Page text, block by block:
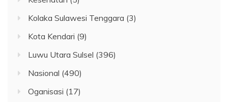
Kolaka Sulawesi Tenggara (3)
Kota Kendari (9)
Luwu Utara Sulsel (396)
Nasional (490)
Oganisasi (17)